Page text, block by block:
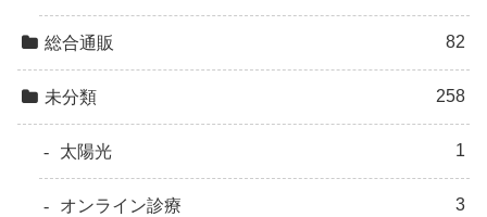
総合通販 82
未分類 258
太陽光 1
オンライン診療 3